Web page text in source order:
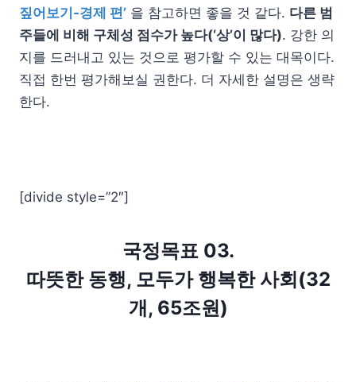
짚어보기-경제 편’ 을 참고하면 좋을 것 같다. 다른 범
주들에 비해 구체성 점수가 높다(‘상’이 많다). 강한 의
지를 드러내고 있는 것으로 평가할 수 있는 대목이다.
직접 한번 평가해보실 권한다. 더 자세한 설명은 생략
한다.
[divide style=”2″]
국정목표 03.
따뜻한 동행, 모두가 행복한 사회(32
개, 65조원)